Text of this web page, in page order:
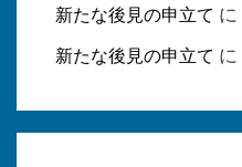
新たな後見の申立て に
新たな後見の申立て に